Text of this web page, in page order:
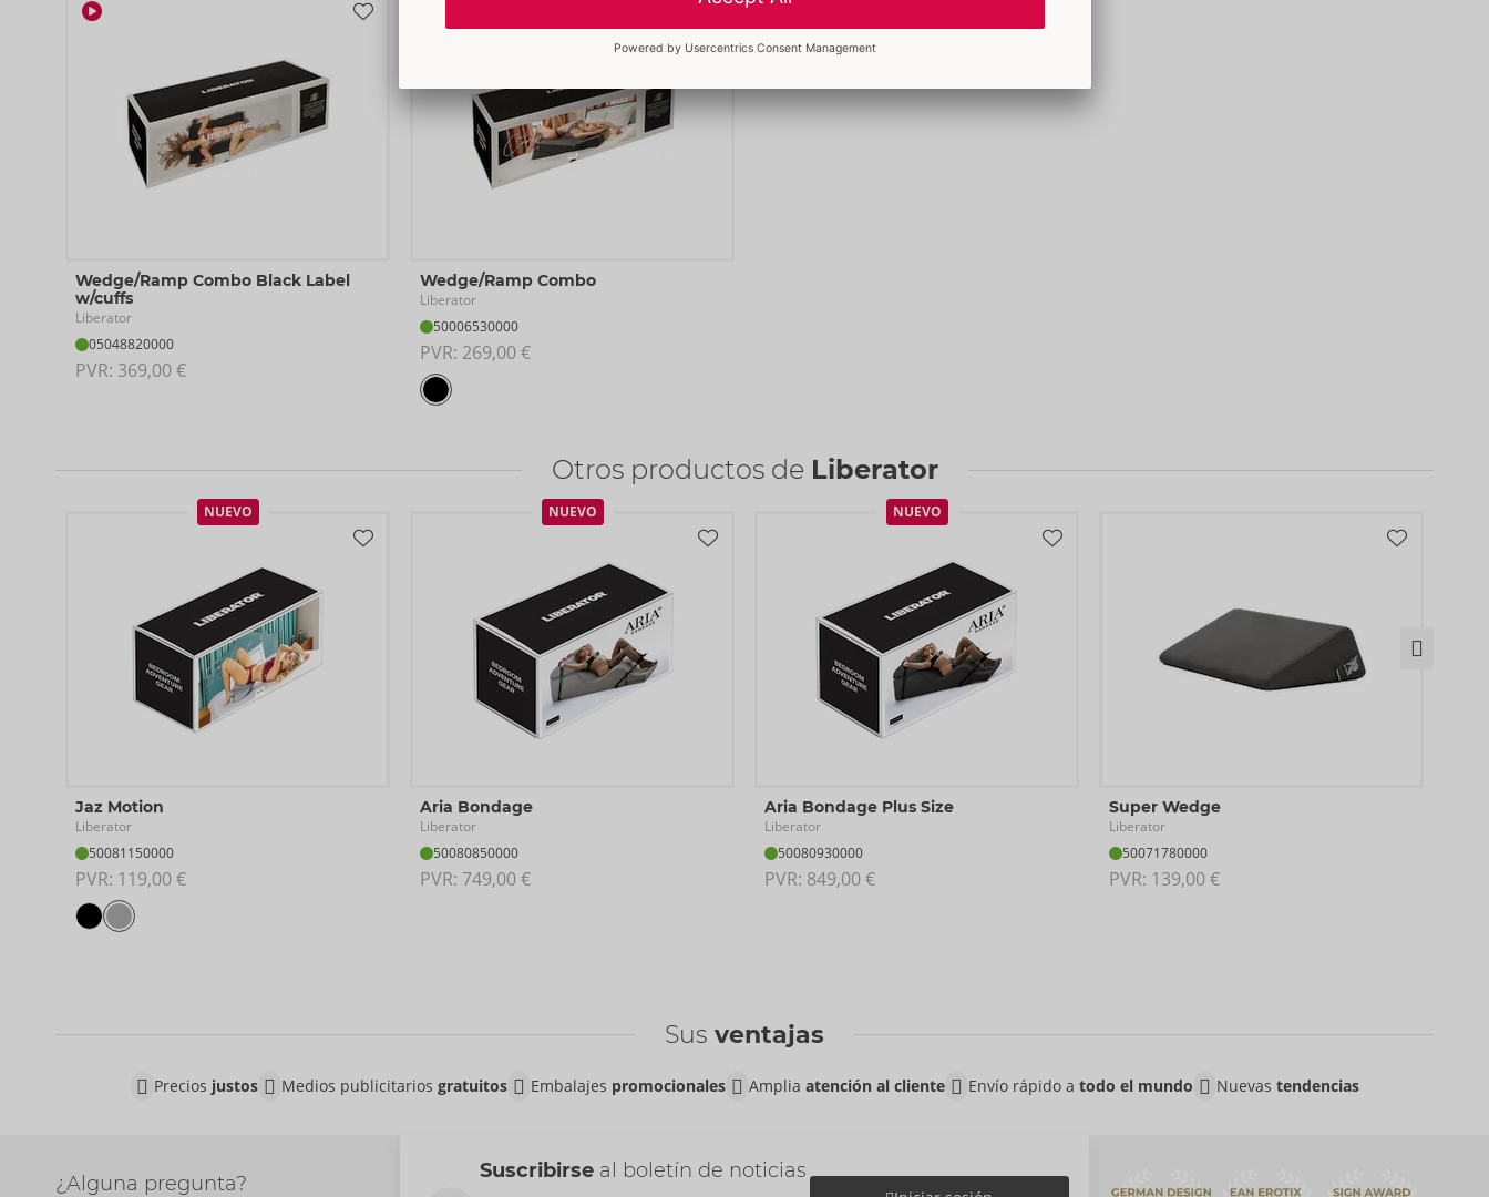
Poliéster (microfibra), poliuretano (espuma).
Wedge/Ramp Combo Black Label
w/cuffs
Liberator
05048820000
PVR: 369,00 €
Wedge/Ramp Combo
Liberator
50006530000
PVR: 269,00 €
Otros productos de Liberator
NUEVO
Jaz Motion
Liberator
50081150000
PVR: 119,00 €
NUEVO
Aria Bondage
Liberator
50080850000
PVR: 749,00 €
NUEVO
Aria Bondage Plus Size
Liberator
50080930000
PVR: 849,00 €
Super Wedge
Liberator
50071780000
PVR: 139,00 €
Sus ventajas
Precios justos Medios publicitarios gratuitos Embalajes promocionales Amplia atención al cliente Envío rápido a todo el mundo Nuevas tendencias
¿Alguna pregunta?
Suscribirse al boletín de noticias